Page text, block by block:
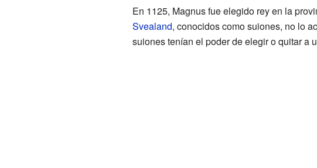
En 1125, Magnus fue elegido rey en la
Svealand, conocidos como suiones, no lo
suiones tenían el poder de elegir o quitar a